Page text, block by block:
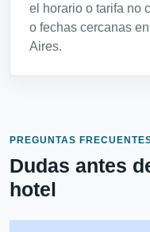
el horario o tarifa no
o fechas cercanas
Aires.
PREGUNTAS
Dudas antes
hotel